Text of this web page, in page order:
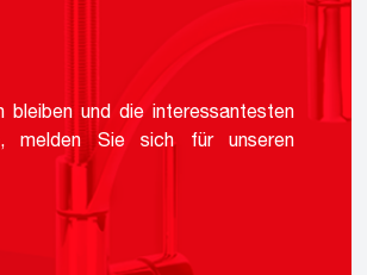
bleiben und die interessantesten
melden Sie sich für unseren